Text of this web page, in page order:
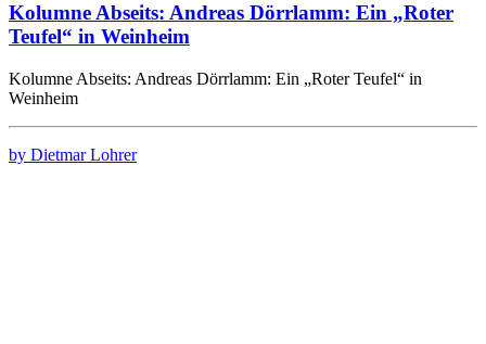
Kolumne Abseits: Andreas Dörrlamm: Ein „Roter
Teufel“ in Weinheim
Kolumne Abseits: Andreas Dörrlamm: Ein „Roter Teufel“ in
Weinheim
by Dietmar Lohrer